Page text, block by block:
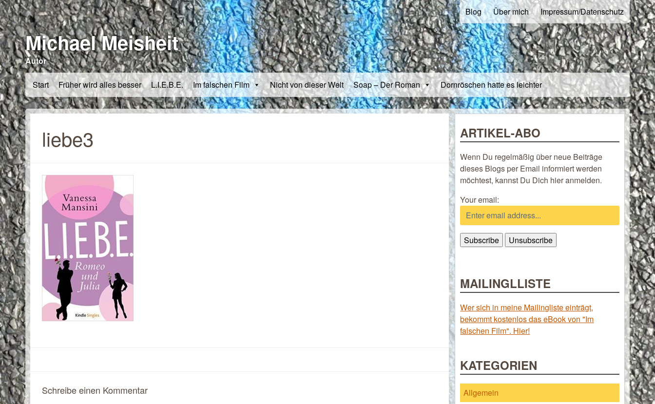
Blog Über mich Impressum/Datenschutz
Michael Meisheit
Autor
Start Früher wird alles besser L.I.E.B.E. Im falschen Film Nicht von dieser Welt Soap – Der Roman Dornröschen hatte es leichter
liebe3
Schreibe einen Kommentar
ARTIKEL-ABO
Wenn Du regelmäßig über neue Beiträge
dieses Blogs per Email informiert werden
möchtest, kannst Du Dich hier anmelden.
Your email:
MAILINGLLISTE
Wer sich in meine Mailingliste einträgt,
bekommt kostenlos das eBook von "Im
falschen Film". Hier!
KATEGORIEN
Allgemein